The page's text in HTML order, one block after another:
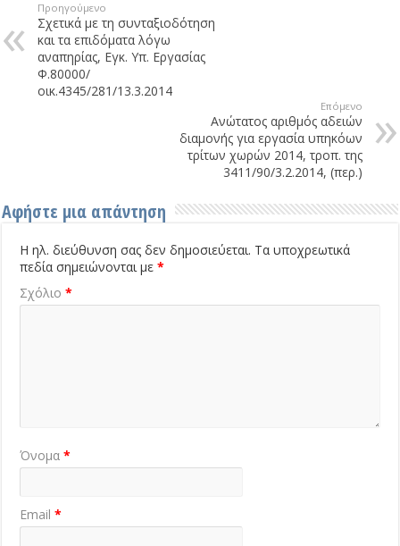
Προηγούμενο
Σχετικά με τη συνταξιοδότηση
και τα επιδόματα λόγω
αναπηρίας, Εγκ. Υπ. Εργασίας
Φ.80000/
οικ.4345/281/13.3.2014
Επόμενο
Ανώτατος αριθμός αδειών
διαμονής για εργασία υπηκόων
τρίτων χωρών 2014, τροπ. της
3411/90/3.2.2014, (περ.)
Αφήστε μια απάντηση
Η ηλ. διεύθυνση σας δεν δημοσιεύεται. Τα υποχρεωτικά
πεδία σημειώνονται με*
Σχόλιο*
Όνομα*
Email*